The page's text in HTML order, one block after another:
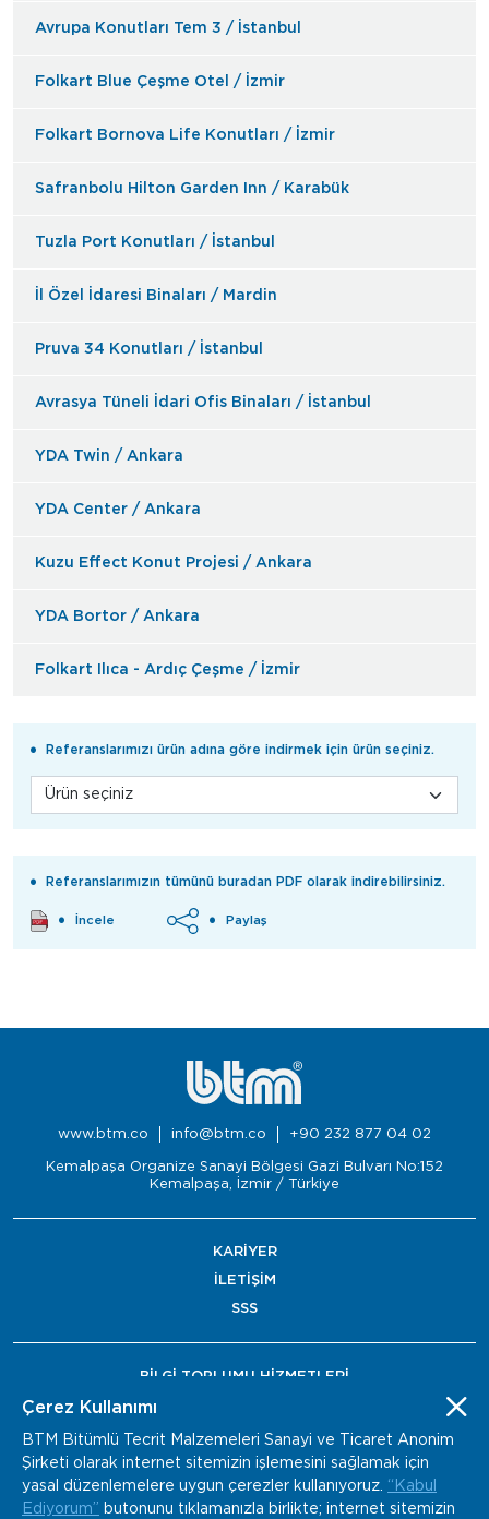
Avrupa Konutları Tem 3 / İstanbul
Folkart Blue Çeşme Otel / İzmir
Folkart Bornova Life Konutları / İzmir
Safranbolu Hilton Garden Inn / Karabük
Tuzla Port Konutları / İstanbul
İl Özel İdaresi Binaları / Mardin
Pruva 34 Konutları / İstanbul
Avrasya Tüneli İdari Ofis Binaları / İstanbul
YDA Twin / Ankara
YDA Center / Ankara
Kuzu Effect Konut Projesi / Ankara
YDA Bortor / Ankara
Folkart Ilıca - Ardıç Çeşme / İzmir
Referanslarımızı ürün adına göre indirmek için ürün seçiniz.
Referanslarımızın tümünü buradan PDF olarak indirebilirsiniz.
İncele Paylaş
www.btm.co info@btm.co +90 232 877 04 02
Kemalpaşa Organize Sanayi Bölgesi Gazi Bulvarı No:152
Kemalpaşa, İzmir / Türkiye
KARİYER
İLETİŞİM
SSS
BİLGİ TOPLUMU HİZMETLERİ
Çerez Kullanımı
BTM Bitümlü Tecrit Malzemeleri Sanayi ve Ticaret Anonim
Şirketi olarak internet sitemizin işlemesini sağlamak için
yasal düzenlemelere uygun çerezler kullanıyoruz. “Kabul
Ediyorum” butonunu tıklamanızla birlikte; internet sitemizin